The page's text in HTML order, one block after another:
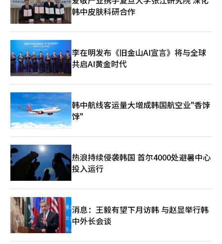
急戒严指挥体系。 实际上，特别检察官正在对金前部长适用军刑
法上的叛乱嫌疑进行调查。特别检察官认为，尹前总统、金前部长
及军方高层共谋将武装部队投入国会和中央选举委员会。此外，还
在调查与前国军情报司令诺尚元等人共同组建的所谓“第二调查
组”试图控制选举委员会的迹象。 特别检察官还对前特种部队司
令郭钟根和前首都防卫司令李镇宇适用相同的叛乱嫌疑，并扩大了
对联合参谋本部指挥部的调查。特别检察官将与联合参谋本部相关
的疑云定性为“1号知情事件”，并已将前联合参谋本部主席金明
洙等指挥部成员列为内乱重要任务嫌疑人。 法律界内外分析认
场指挥官之间的“三级指挥体系”。调查不仅要查明谁下达了指
示，指示通过何种途径传达，以及如何执行。 在戒严期间，部分
部队未能正常进行指挥控制的疑云被提出，特别检察官也在审查相
关事实。特别检察官认为，有必要调查紧急戒严期间军队指挥控制
体系（C4I）的运作情况及部队移动路线。 官邸迁移的疑云调查同
样指向尹前总统。特别检察官正在调查李前部长和金前秘书长在
2022年总统官邸迁移过程中，行政安全部28亿韩元预算被非法挪
用的经过。特别检察官正在确认当时总统室是否请求或施压进行预
算挪用，并调查反对预算挪用的实务公务员是否遭受人事上的不利
影响。 尹前总统的追加调查已在预告之中。特别检察官计划于11
日重新传唤前国家情报院第一副院长洪章元，确认戒严正当化信息
的传递经过。最近的调查过程中，也确认了戒严准备工作持续了较
长时间的迹象。 外界关注的是，特别检察官能对尹前总统追究到
何种程度。目前公开的嫌疑是滥用职权，但特别检察官也将尹前总
统的军刑法叛乱首脑（首脑）嫌疑案件列入调查范围。法律界认
为，根据获取的证言和物证，嫌疑适用范围可能会扩大。 特别检
韩中皮肤科研合作
李在明发布《旧金山AI宣言》将与全球
共启AI黄金时代
韩中航线客运量大增成韩国航空业"香饽
饽"
热浪持续侵袭韩国 首尔4000处避暑中心
投入运行
消息：王毅有望下月访韩 与赵显举行韩
中外长会谈